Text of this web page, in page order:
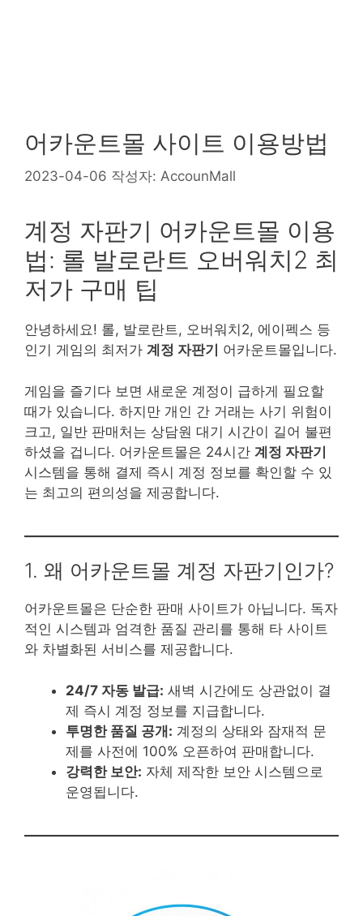
어카운트몰 사이트 이용방법
2023-04-06 작성자: AccounMall
계정 자판기 어카운트몰 이용
법: 롤 발로란트 오버워치2 최
저가 구매 팁
안녕하세요! 롤, 발로란트, 오버워치2, 에이펙스 등
인기 게임의 최저가 계정 자판기 어카운트몰입니다.
게임을 즐기다 보면 새로운 계정이 급하게 필요할
때가 있습니다. 하지만 개인 간 거래는 사기 위험이
크고, 일반 판매처는 상담원 대기 시간이 길어 불편
하셨을 겁니다. 어카운트몰은 24시간 계정 자판기
시스템을 통해 결제 즉시 계정 정보를 확인할 수 있
는 최고의 편의성을 제공합니다.
1. 왜 어카운트몰 계정 자판기인가?
어카운트몰은 단순한 판매 사이트가 아닙니다. 독자
적인 시스템과 엄격한 품질 관리를 통해 타 사이트
와 차별화된 서비스를 제공합니다.
24/7 자동 발급: 새벽 시간에도 상관없이 결
제 즉시 계정 정보를 지급합니다.
투명한 품질 공개: 계정의 상태와 잠재적 문
제를 사전에 100% 오픈하여 판매합니다.
강력한 보안: 자체 제작한 보안 시스템으로
운영됩니다.